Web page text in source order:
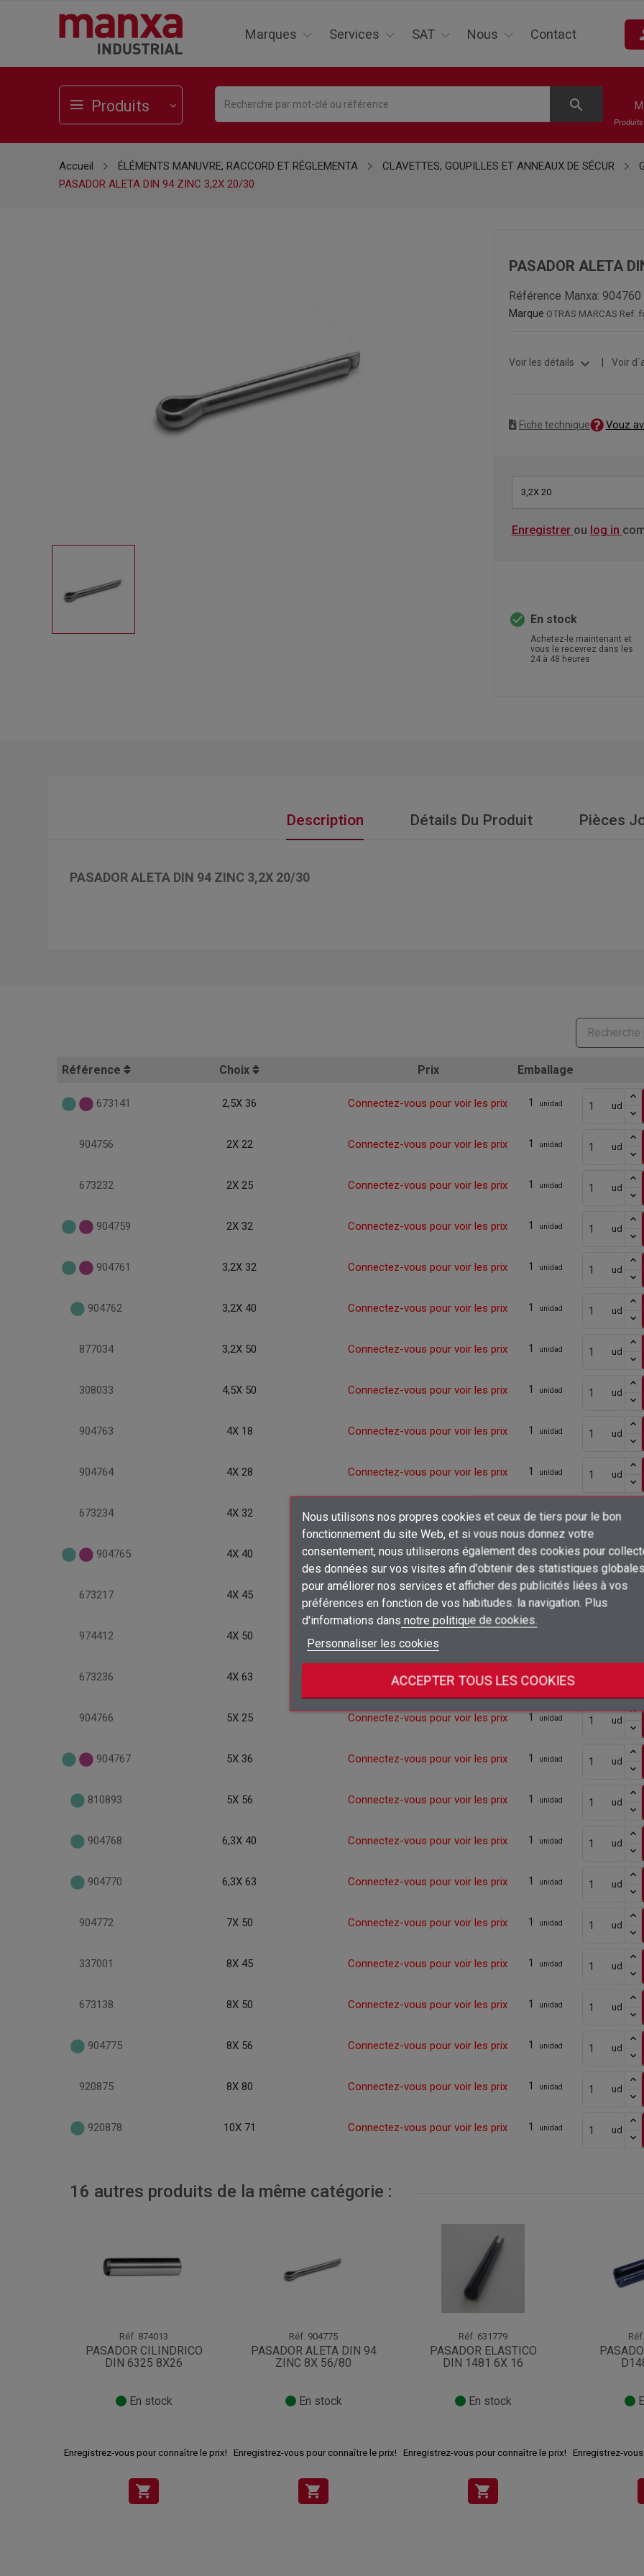
Ajouter à ma liste d'envies ×
add_circle_outline
Créer une nouvelle liste
Créer une liste d'envies ×
Nom de la liste d'envies
Annuler
Connexion
Vous devez être connecté pour ajouter des produits à votre liste d'envies.
Marques Services SAT Nous Contact
Produits search
Nous utilisons nos propres cookies et ceux de tiers pour le bon
fonctionnement du site Web, et si vous nous donnez votre
consentement, nous utiliserons également des cookies pour
des données sur vos visites afin d'obtenir des statistiques globales
pour améliorer nos services et afficher des publicités liées à vos
préférences en fonction de vos habitudes. la navigation. Plus
d'informations dans notre politique de cookies.
Personnaliser les cookies
ACCEPTER TOUS LES COOKIES
Accueil ÉLÉMENTS MANUVRE, RACCORD ET RÉGLEMENTA CLAVETTES, GOUPILLES ET ANNEAUX DE SÉCUR
PASADOR ALETA DIN 94 ZINC 3,2X 20/30
PASADOR ALETA
Référence Manxa: 904760
Marque OTRAS MARCAS Ref.
Voir les détails expand_more Voir
Fiche technique Vouz
3,2X 20
Enregistrer ou log in
check_circle En stock
Achetez-le maintenant et
vous le recevrez dans les
24 à 48 heures
Description Détails Du Produit Pièces
PASADOR ALETA DIN 94 ZINC 3,2X 20/30
Référence Choix Prix Emballage
673141 2,5X 36 Connectez-vous pour voir les prix 1 unidad ud
904756 2X 22 Connectez-vous pour voir les prix 1 unidad ud
673232 2X 25 Connectez-vous pour voir les prix 1 unidad ud
904759 2X 32 Connectez-vous pour voir les prix 1 unidad ud
904761 3,2X 32 Connectez-vous pour voir les prix 1 unidad ud
904762 3,2X 40 Connectez-vous pour voir les prix 1 unidad ud
877034 3,2X 50 Connectez-vous pour voir les prix 1 unidad ud
308033 4,5X 50 Connectez-vous pour voir les prix 1 unidad ud
904763 4X 18 Connectez-vous pour voir les prix 1 unidad ud
904764 4X 28 Connectez-vous pour voir les prix 1 unidad ud
673234 4X 32 Connectez-vous pour voir les prix 1 unidad ud
904765 4X 40 Connectez-vous pour voir les prix 1 unidad ud
673217 4X 45 Connectez-vous pour voir les prix
974412 4X 50 Connectez-vous pour voir les prix
673236 4X 63 Connectez-vous pour voir les prix 1 unidad
904766 5X 25 Connectez-vous pour voir les prix 1 unidad ud
904767 5X 36 Connectez-vous pour voir les prix 1 unidad ud
810893 5X 56 Connectez-vous pour voir les prix 1 unidad ud
904768 6,3X 40 Connectez-vous pour voir les prix 1 unidad ud
904770 6,3X 63 Connectez-vous pour voir les prix 1 unidad ud
904772 7X 50 Connectez-vous pour voir les prix 1 unidad ud
337001 8X 45 Connectez-vous pour voir les prix 1 unidad ud
673138 8X 50 Connectez-vous pour voir les prix 1 unidad ud
904775 8X 56 Connectez-vous pour voir les prix 1 unidad ud
920875 8X 80 Connectez-vous pour voir les prix 1 unidad ud
920878 10X 71 Connectez-vous pour voir les prix 1 unidad ud
16 autres produits de la même catégorie :
Réf. 874013
PASADOR CILINDRICO
DIN 6325 8X26
En stock
Enregistrez-vous pour connaître le prix!
shopping_cart
Réf. 904775
PASADOR ALETA DIN 94
ZINC 8X 56/80
En stock
Enregistrez-vous pour connaître le prix!
shopping_cart
Réf. 631779
PASADOR ELASTICO
DIN 1481 6X 16
En stock
Enregistrez-vous pour connaître le prix!
shopping_cart
Réf.
Enregistrez-